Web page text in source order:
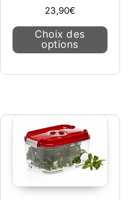
23,90€
Choix des
options